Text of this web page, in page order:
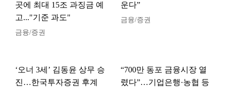
곳에 최대 15조 과징금 예
고..."기준 과도"
금융/증권
운다”
금융/증권
‘오너 3세’ 김동윤 상무 승
진…한국투자증권 후계
“700만 동포 금융시장 열
렸다”…기업은행·농협 등